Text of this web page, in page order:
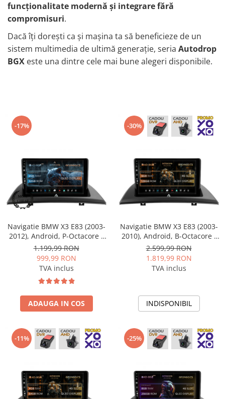
funcționalitate modernă și integrare fără
compromisuri.
Dacă îți dorești ca și mașina ta să beneficieze de un
sistem multimedia de ultimă generație, seria Autodrop
BGX este una dintre cele mai bune alegeri disponibile.
-17%
Navigatie BMW X3 E83 (2003-
2012), Android, P-Octacore /
2GB RAM + 32GB ROM, 9 Inch
- AD-BGP9002+AD-BGRKIT395
1.199,99 RON
999,99 RON
TVA inclus
ADAUGA IN COS
-30%
Navigatie BMW X3 E83 (2003-
2010), Android, B-Octacore /
6GB RAM + 128GB ROM, 9
Inch - AD-BGB9006+AD-
BGRKIT395
2.599,99 RON
1.819,99 RON
TVA inclus
INDISPONIBIL
-11% -25%